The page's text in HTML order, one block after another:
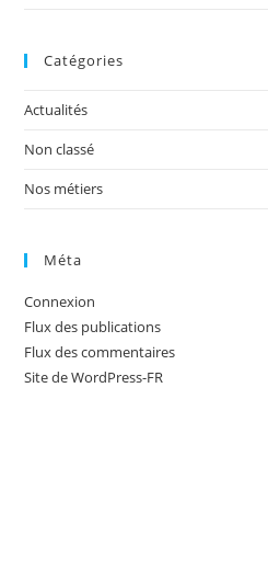
Catégories
Actualités
Non classé
Nos métiers
Méta
Connexion
Flux des publications
Flux des commentaires
Site de WordPress-FR